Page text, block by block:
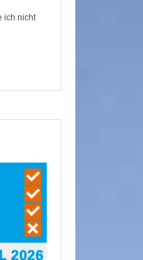
ich nicht